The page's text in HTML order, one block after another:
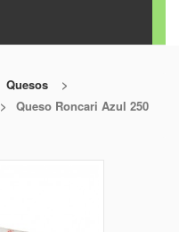
+
Quesos
>
>
Queso Roncari Azul 250